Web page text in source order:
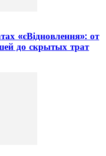
«єВідновлення»: от
до скрытых трат